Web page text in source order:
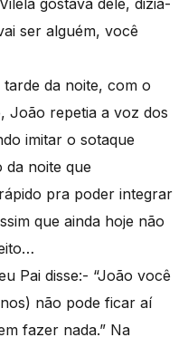
gostava dele, dizia-
ser alguém, você
da noite, com o
João repetia a voz dos
imitar o sotaque
da noite que
pra poder integrar
que ainda hoje não
Pai disse:- “João você
não pode ficar aí
fazer nada.” Na